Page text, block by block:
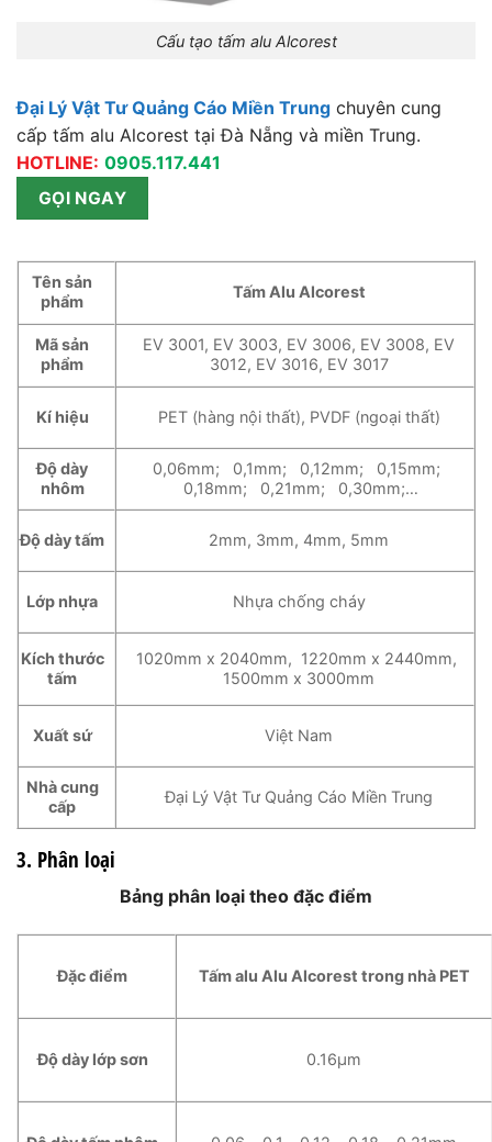
Cấu tạo tấm alu Alcorest
Đại Lý Vật Tư Quảng Cáo Miền Trung chuyên cung
cấp tấm alu Alcorest tại Đà Nẵng và miền Trung.
HOTLINE: 0905.117.441
GỌI NGAY
Tên sản
phẩm
Tấm Alu Alcorest
Mã sản
phẩm
EV 3001, EV 3003, EV 3006, EV 3008, EV
3012, EV 3016, EV 3017
Kí hiệu PET (hàng nội thất), PVDF (ngoại thất)
Độ dày
nhôm
0,06mm; 0,1mm; 0,12mm; 0,15mm;
0,18mm; 0,21mm; 0,30mm;…
Độ dày tấm 2mm, 3mm, 4mm, 5mm
Lớp nhựa Nhựa chống cháy
Kích thước
tấm
1020mm x 2040mm, 1220mm x 2440mm,
1500mm x 3000mm
Xuất sứ Việt Nam
Nhà cung
cấp
Đại Lý Vật Tư Quảng Cáo Miền Trung
3. Phân loại
Bảng phân loại theo đặc điểm
Đặc điểm Tấm alu Alu Alcorest trong nhà PET
Độ dày lớp sơn 0.16μm